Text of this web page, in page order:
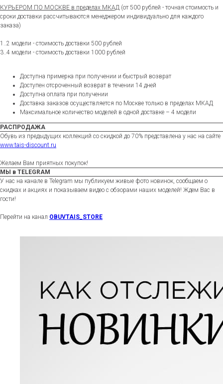
КУРЬЕРОМ ПО МОСКВЕ в пределах МКАД (от 500 рублей - точная стоимость и
сроки доставки рассчитываются менеджером индивидуально для каждого
заказа)
1..2 модели - стоимость доставки 500 рублей
3..4 модели - стоимость доставки 1000 рублей
Доступна примерка при получении и быстрый возврат
Доступен отсроченный возврат в течении 14 дней
Доступна оплата при получении
Доставка заказов осуществляется по Москве только в пределах МКАД
Максимальное количество моделей в одной доставке – 4 модели
РАСПРОДАЖА
Обувь из предыдущих коллекций со скидкой до 70% представлена у нас на сайте
www.tais-discount.ru
Желаем Вам приятных покупок!
МЫ в TELEGRAM
У нас на канале в Telegram мы публикуем живые фото новинок, сообщаем о
скидках и акциях и показываем видео с обзорами наших моделей! Ждем Вас в
гости!
Перейти на канал OBUVTAIS_STORE